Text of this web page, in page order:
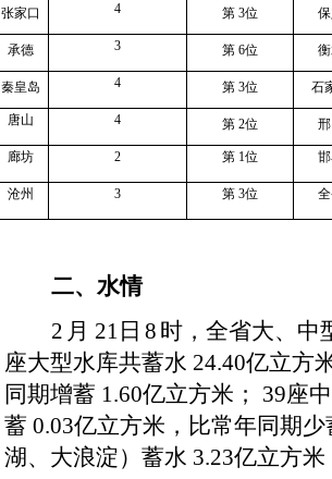
张家口 4 第 3位
承德 3 第 6位
秦皇岛 4 第 3位 石
唐山 4 第 2位
廊坊 2 第 1位
沧州 3 第 3位
二、水情
2 月 21 日 8 时，全省大、中
座大型水库共蓄水 24.40亿立方
同期增蓄 1.60亿立方米； 39座
蓄0.03亿立方米，比常年同期
湖、大浪淀）蓄水 3.23亿立方